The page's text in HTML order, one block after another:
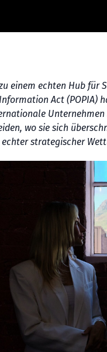
einem echten Hub für
Act (POPIA)
wo sie sich
strategischer